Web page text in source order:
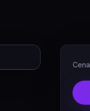
Cena